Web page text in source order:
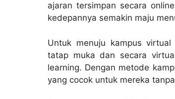
ajaran tersimpan secara
kedepannya semakin maju
Untuk menuju kampus
tatap muka dan secara
learning. Dengan metode
yang cocok untuk mereka